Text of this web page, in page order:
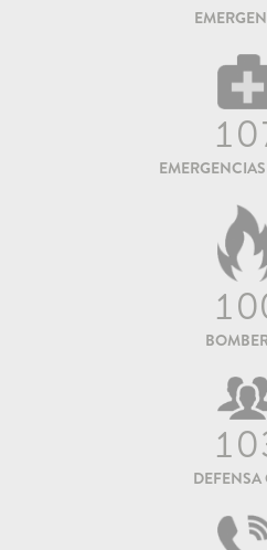
DEFENSA